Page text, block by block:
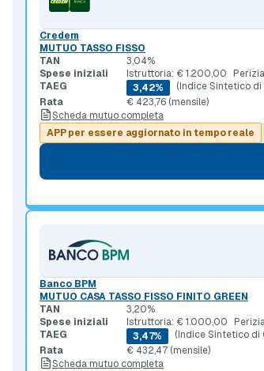
Credem
MUTUO TASSO FISSO
TAN
3,04%
Spese iniziali
Istruttoria: € 1.200,00
TAEG
3,42%
(Indice Sintetico di
Rata
€ 423,76 (mensile)
Scheda mutuo completa
APP per essere aggiornato in tempo reale
Banco BPM
MUTUO CASA TASSO FISSO FINITO GREEN
TAN
3,20%
Spese iniziali
Istruttoria: € 1.000,00
TAEG
3,47%
(Indice Sintetico di
Rata
€ 432,47 (mensile)
Scheda mutuo completa